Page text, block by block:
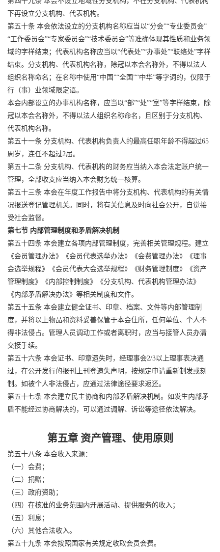
下再设立分支机构、代表机构。
第五十条 本会依法设立的分支机构名称应当以“分会”“专业委员会”
“工作委员会”“专家委员会”“技术委员会”等准确体现其性质和业务领
域的字样结束；代表机构名称应当以“代表处”“办事处”“联络处”字样
结束。分支机构、代表机构名称，除冠以本会名称外，不得以法人
组织名称命名；在名称中使用“中国”“全国”“中华”等字词的，仅限于
行（事）业领域限定语。
本会内部设立的办事机构名称，应当以“部”“处”“室”等字样结束，除
冠以本会名称外，不得以法人组织名称命名，且区别于分支机构、
代表机构名称。
第五十一条 分支机构、代表机构负责人的最高任职年龄不得超过65
周岁，连任不超过2届。
第五十二条 分支机构、代表机构的财务应当纳入本会法定账户统一
管理，全部收支应当纳入本会财务统一核算。
第五十三条 本会在年度工作报告中将分支机构、代表机构的有关情
况报送登记管理机关。同时，将有关信息及时向社会公开，自觉接
受社会监督。
第七节 内部管理制度和矛盾解决机制
第五十四条 本会建立各项内部管理制度，完善相关管理规程。建立
《会员管理办法》《会员代表选举办法》《会费管理办法》《理事
会选举规程》《会员代表大会选举规程》《财务管理制度》《资产
管理制度》《内部控制制度》《分支机构、代表机构管理办法》
《内部矛盾解决办法》等相关制度和文件。
第五十五条 本会建立健全证书、印章、档案、文件等内部管理制
度，并将以上物品和资料妥善保管于本会住所，任何单位、个人不
得非法侵占。管理人员调动工作或者离职时，应当与接管人员办清
交接手续。
第五十六条 本会证书、印章遗失时，经理事会2/3以上理事表决通
过，在公开发行的报刊上刊登遗失声明，按规定申请重新制发或刻
制。如被个人非法侵占，应通过法律途径要求返还。
第五十七条 本会建立民主协商和内部矛盾解决机制。如发生内部矛
盾不能经过协商解决的，可以通过调解、诉讼等途径依法解决。
第五章 资产管理、使用原则
第五十八条 本会收入来源：
（一）会费；
（二）捐赠；
（三）政府资助；
（四）在核准的业务范围内开展活动、提供服务的收入；
（五）利息；
（六）其他合法收入。
第五十九条 本会按照国家有关规定收取会员会费。